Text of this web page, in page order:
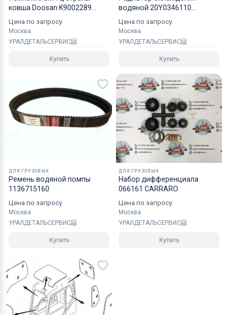
надежным уровнем защиты.
Специалисты компании готовы взять на себя все
мероприятия по оформлению документов и
страны СНГ, Азии и ЕС.
ковша Doosan K9002289
Цена по запросу
Москва
УРАЛДЕТАЛЬСЕРВИС
Купить
водяной 20Y0346110
Цена по запросу
Москва
УРАЛДЕТАЛЬСЕРВИС
Купить
ДЛЯ ГРУЗОВЫХ
Ремень водяной помпы
1136715160
Цена по запросу
Москва
УРАЛДЕТАЛЬСЕРВИС
Купить
ДЛЯ ГРУЗОВЫХ
Набор дифференциала
066161 CARRARO
Цена по запросу
Москва
УРАЛДЕТАЛЬСЕРВИС
Купить